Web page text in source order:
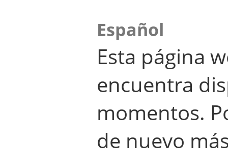
Español
Esta página
encuentra
momentos.
de nuevo